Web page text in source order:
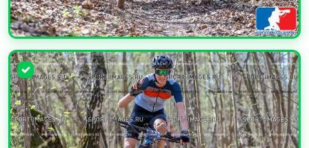
УВЕЛИЧИТЬ